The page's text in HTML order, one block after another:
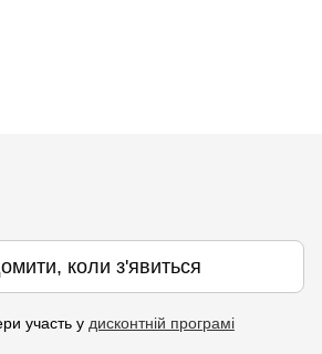
коли з'явиться
участь у дисконтній програмі